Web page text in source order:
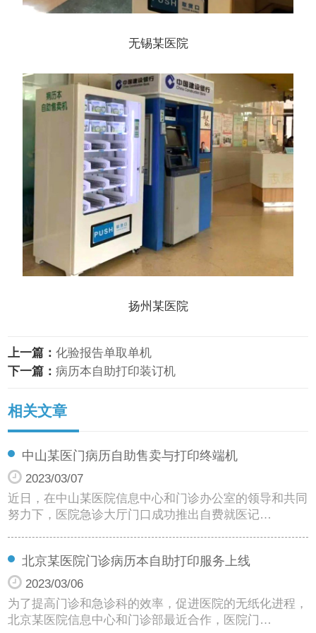
无锡某医院
扬州某医院
上一篇：化验报告单取单机
下一篇：病历本自助打印装订机
相关文章
中山某医门病历自助售卖与打印终端机
2023/03/07
近日，在中山某医院信息中心和门诊办公室的领导和共同
努力下，医院急诊大厅门口成功推出自费就医记…
北京某医院门诊病历本自助打印服务上线
2023/03/06
为了提高门诊和急诊科的效率，促进医院的无纸化进程，
北京某医院信息中心和门诊部最近合作，医院门…